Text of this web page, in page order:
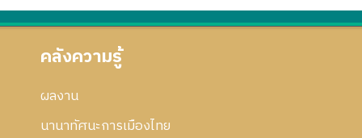
คลังความรู้
ผลงาน
นานาทัศนะการเมืองไทย